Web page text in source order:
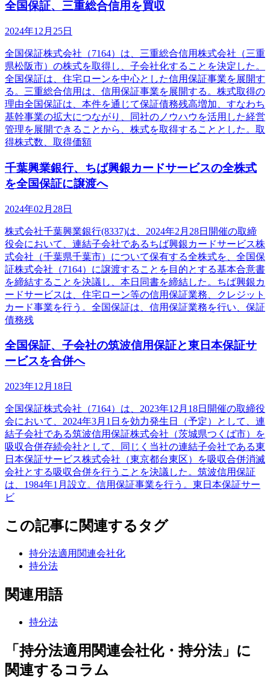
全国保証、三重総合信用を買収
2024年12月25日
全国保証株式会社（7164）は、三重総合信用株式会社（三重
県松阪市）の株式を取得し、子会社化することを決定した。
全国保証は、住宅ローンを中心とした信用保証事業を展開す
る。三重総合信用は、信用保証事業を展開する。株式取得の
理由全国保証は、本件を通じて保証債務残高増加、すなわち
基幹事業の拡大につながり、同社のノウハウを活用した経営
管理を展開できることから、株式を取得することとした。取
得株式数、取得価額
千葉興業銀行、ちば興銀カードサービスの全株式
を全国保証に譲渡へ
2024年02月28日
株式会社千葉興業銀行(8337)は、2024年2月28日開催の取締
役会において、連結子会社であるちば興銀カードサービス株
式会社（千葉県千葉市）について保有する全株式を、全国保
証株式会社（7164）に譲渡することを目的とする基本合意書
を締結することを決議し、本日同書を締結した。ちば興銀カ
ードサービスは、住宅ローン等の信用保証業務、クレジット
カード事業を行う。全国保証は、信用保証業務を行い、保証
債務残
全国保証、子会社の筑波信用保証と東日本保証サ
ービスを合併へ
2023年12月18日
全国保証株式会社（7164）は、2023年12月18日開催の取締役
会において、2024年3月1日を効力発生日（予定）として、連
結子会社である筑波信用保証株式会社（茨城県つくば市）を
吸収合併存続会社として、同じく当社の連結子会社である東
日本保証サービス株式会社（東京都台東区）を吸収合併消滅
会社とする吸収合併を行うことを決議した。筑波信用保証
は、1984年1月設立。信用保証事業を行う。東日本保証サー
ビ
この記事に関連するタグ
持分法適用関連会社化
持分法
関連用語
持分法
「持分法適用関連会社化・持分法」に
関連するコラム